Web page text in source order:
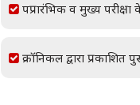
पप्रारंभिक व मुख्य परीक्षा
क्रॉनिकल द्वारा प्रकाशित